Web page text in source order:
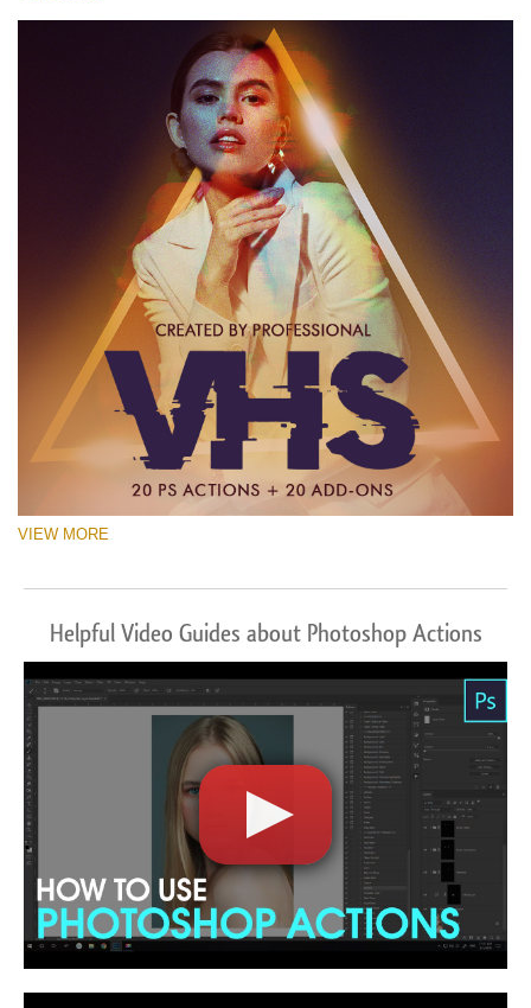
VIEW MORE
Helpful Video Guides about Photoshop Actions